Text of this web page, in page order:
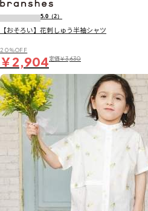
5.0 （2）
【おそろい】花刺しゅう半袖シャツ
20％OFF
￥2,904定価￥3,630